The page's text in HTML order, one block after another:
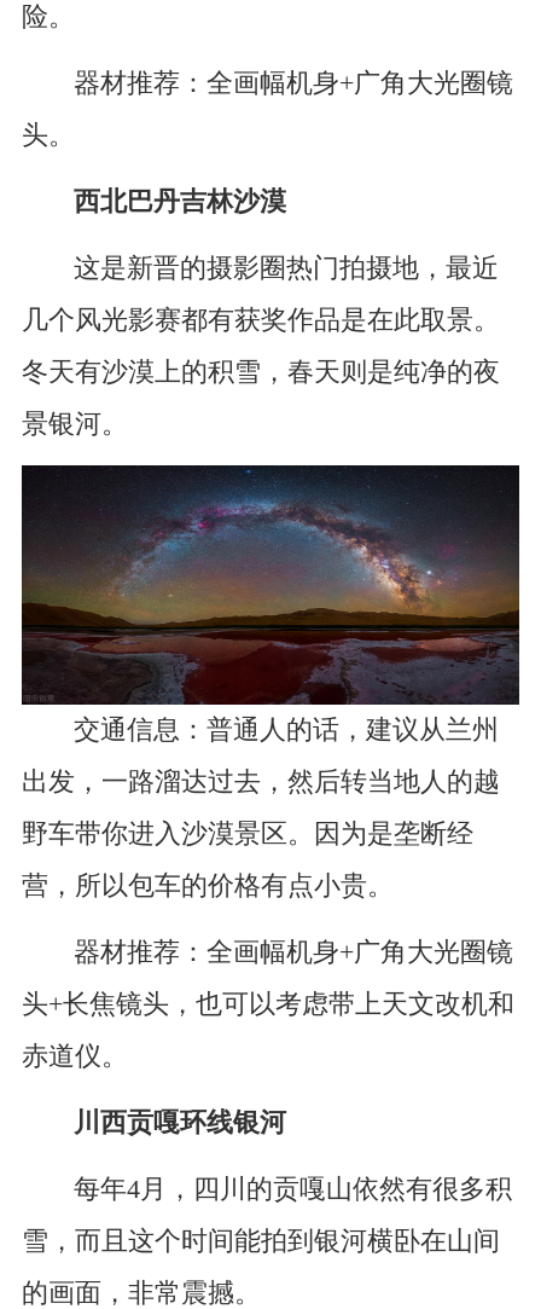
险。
器材推荐：全画幅机身+广角大光圈镜
头。
西北巴丹吉林沙漠
这是新晋的摄影圈热门拍摄地，最近
几个风光影赛都有获奖作品是在此取景。
冬天有沙漠上的积雪，春天则是纯净的夜
景银河。
交通信息：普通人的话，建议从兰州
出发，一路溜达过去，然后转当地人的越
野车带你进入沙漠景区。因为是垄断经
营，所以包车的价格有点小贵。
器材推荐：全画幅机身+广角大光圈镜
头+长焦镜头，也可以考虑带上天文改机和
赤道仪。
川西贡嘎环线银河
每年4月，四川的贡嘎山依然有很多积
雪，而且这个时间能拍到银河横卧在山间
的画面，非常震撼。